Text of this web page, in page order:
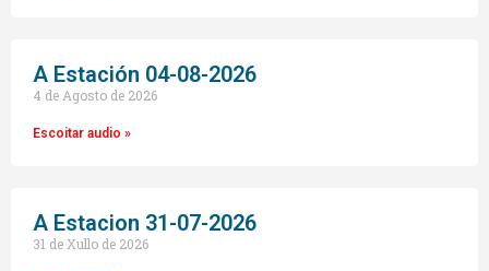
A Estación 04-08-2026
4 de Agosto de 2026
Escoitar audio »
A Estacion 31-07-2026
31 de Xullo de 2026